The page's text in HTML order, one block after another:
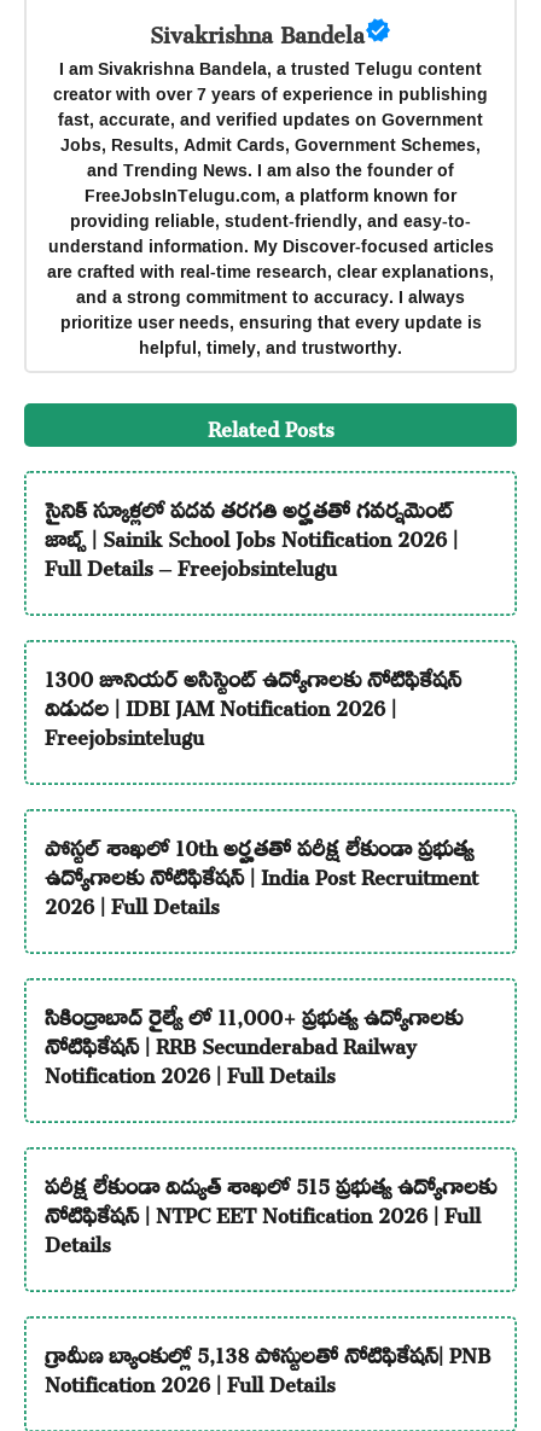
Sivakrishna Bandela
I am Sivakrishna Bandela, a trusted Telugu content
creator with over 7 years of experience in publishing
fast, accurate, and verified updates on Government
Jobs, Results, Admit Cards, Government Schemes,
and Trending News. I am also the founder of
FreeJobsInTelugu.com, a platform known for
providing reliable, student-friendly, and easy-to-
understand information. My Discover-focused articles
are crafted with real-time research, clear explanations,
and a strong commitment to accuracy. I always
prioritize user needs, ensuring that every update is
helpful, timely, and trustworthy.
Related Posts
సైనిక్ స్కూళ్లలో పదవ తరగతి అర్హతతో గవర్నమెంట్
జాబ్స్ | Sainik School Jobs Notification 2026 |
Full Details – Freejobsintelugu
1300 జూనియర్ అసిస్టెంట్ ఉద్యోగాలకు నోటిఫికేషన్
విడుదల | IDBI JAM Notification 2026 |
Freejobsintelugu
పోస్టల్ శాఖలో 10th అర్హతతో పరీక్ష లేకుండా ప్రభుత్వ
ఉద్యోగాలకు నోటిఫికేషన్ | India Post Recruitment
2026 | Full Details
సికింద్రాబాద్ రైల్వే లో 11,000+ ప్రభుత్వ ఉద్యోగాలకు
నోటిఫికేషన్ | RRB Secunderabad Railway
Notification 2026 | Full Details
పరీక్ష లేకుండా విద్యుత్ శాఖలో 515 ప్రభుత్వ ఉద్యోగాలకు
నోటిఫికేషన్ | NTPC EET Notification 2026 | Full
Details
గ్రామీణ బ్యాంకుల్లో 5,138 పోస్టులతో నోటిఫికేషన్| PNB
Notification 2026 | Full Details